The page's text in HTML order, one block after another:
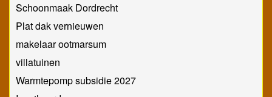
Schoonmaak Dordrecht
Plat dak vernieuwen
makelaar ootmarsum
villatuinen
Warmtepomp subsidie 2027